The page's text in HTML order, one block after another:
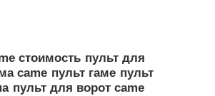
стоимость пульт для
came пульт гаме пульт
пульт для ворот came